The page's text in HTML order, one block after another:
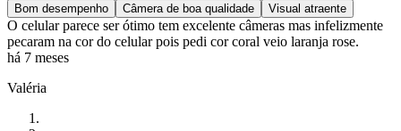
Bom desempenho Câmera de boa qualidade Visual atraente
O celular parece ser ótimo tem excelente câmeras mas infelizmente
pecaram na cor do celular pois pedi cor coral veio laranja rose.
há 7 meses
Valéria